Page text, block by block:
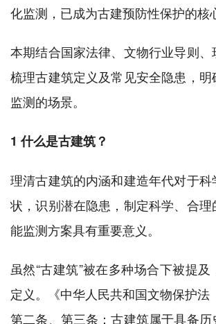
化监测，已成为古建预防性保护的核
本期结合国家法律、文物行业导则
梳理古建筑定义及常见安全隐患，
监测的场景。
1 什么是古建筑？
理清古建筑的内涵和建造年代对于
状，识别潜在隐患，制定科学、合
能监测方案具有重要意义。
虽然“古建筑”被在多种场合下被提
定义。《中华人民共和国文物保护法
第二条、第三条：古建筑属于具备